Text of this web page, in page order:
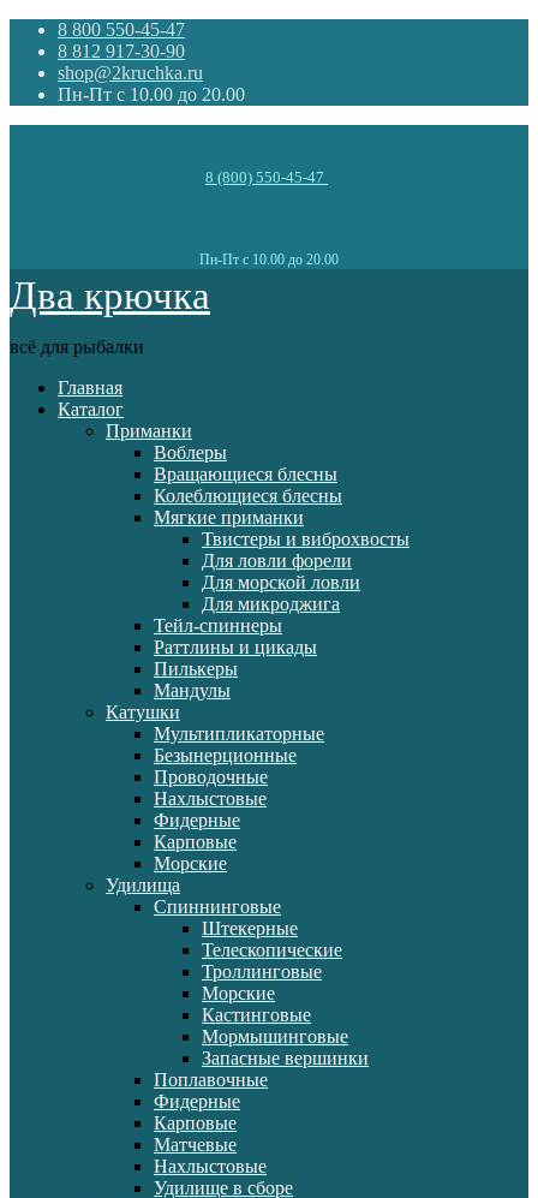
8 800 550-45-47
8 812 917-30-90
shop@2kruchka.ru
Пн-Пт с 10.00 до 20.00
8 (800) 550-45-47
Пн-Пт с 10.00 до 20.00
Два крючка
всё для рыбалки
Главная
Каталог
Приманки
Воблеры
Вращающиеся блесны
Колеблющиеся блесны
Мягкие приманки
Твистеры и виброхвосты
Для ловли форели
Для морской ловли
Для микроджига
Тейл-спиннеры
Раттлины и цикады
Пилькеры
Мандулы
Катушки
Мультипликаторные
Безынерционные
Проводочные
Нахлыстовые
Фидерные
Карповые
Морские
Удилища
Спиннинговые
Штекерные
Телескопические
Троллинговые
Морские
Кастинговые
Мормышинговые
Запасные вершинки
Поплавочные
Фидерные
Карповые
Матчевые
Нахлыстовые
Удилище в сборе